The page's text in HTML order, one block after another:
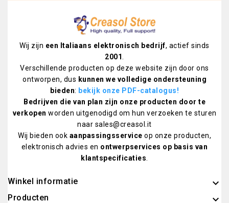
Wij zijn een Italiaans elektronisch bedrijf, actief sinds
2001
Verschillende producten op deze website zijn door ons
ontworpen, dus kunnen we volledige ondersteuning
bieden: bekijk onze PDF-catalogus!
Bedrijven die van plan zijn onze producten door te
verkopen worden uitgenodigd om hun verzoeken te sturen
naar sales@creasol.it
Wij bieden ook aanpassingsservice op onze producten,
elektronisch advies en ontwerpservices op basis van
klantspecificaties
Winkel informatie keyboard_arrow_down
Producten 